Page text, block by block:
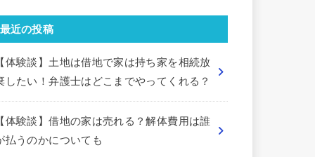
最近の投稿
体験談】土地は借地で家は持ち家を相続放
したい！弁護士はどこまでやってくれる？
体験談】借地の家は売れる？解体費用は誰
払うのかについても